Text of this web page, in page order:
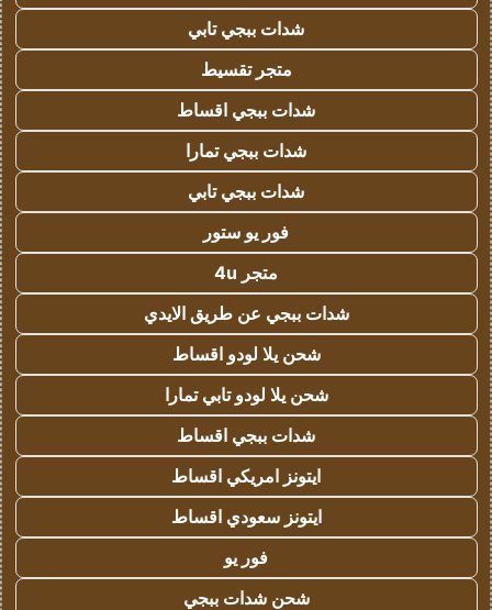
شدات ببجي تابي
متجر تقسيط
شدات ببجي اقساط
شدات ببجي تمارا
شدات ببجي تابي
فور يو ستور
متجر 4u
شدات ببجي عن طريق الايدي
شحن يلا لودو اقساط
شحن يلا لودو تابي تمارا
شدات ببجي اقساط
ايتونز امريكي اقساط
ايتونز سعودي اقساط
فور يو
شحن شدات ببجي